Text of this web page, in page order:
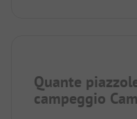
Quante
campeggio